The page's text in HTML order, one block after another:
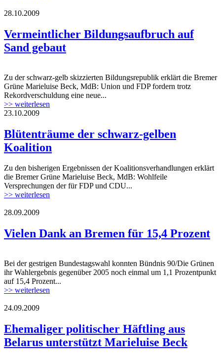
28.10.2009
Vermeintlicher Bildungsaufbruch auf
Sand gebaut
Zu der schwarz-gelb skizzierten Bildungsrepublik erklärt die Bremer
Grüne Marieluise Beck, MdB: Union und FDP fordern trotz
Rekordverschuldung eine neue...
>> weiterlesen
23.10.2009
Blütenträume der schwarz-gelben
Koalition
Zu den bisherigen Ergebnissen der Koalitionsverhandlungen erklärt
die Bremer Grüne Marieluise Beck, MdB: Wohlfeile
Versprechungen der für FDP und CDU...
>> weiterlesen
28.09.2009
Vielen Dank an Bremen für 15,4 Prozent
Bei der gestrigen Bundestagswahl konnten Bündnis 90/Die Grünen
ihr Wahlergebnis gegenüber 2005 noch einmal um 1,1 Prozentpunkt
auf 15,4 Prozent...
>> weiterlesen
24.09.2009
Ehemaliger politischer Häftling aus
Belarus unterstützt Marieluise Beck